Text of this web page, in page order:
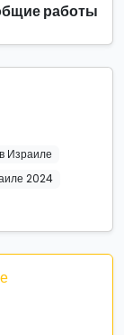
работы
Израиле
2024